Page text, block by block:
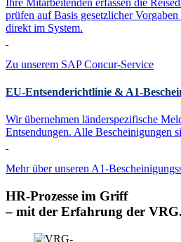
prüfen auf Basis gesetzlicher
direkt im System.
Zu unserem SAP Concur-Service
EU-Entsenderichtlinie & A1-
Wir übernehmen länderspezifische
Entsendungen. Alle Bescheinigungen
Mehr über unseren A1-
HR-Prozesse im Griff
– mit der Erfahrung der VRG.